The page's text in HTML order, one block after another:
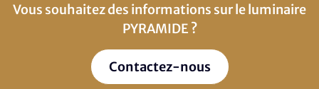
Vous souhaitez des informations sur le luminaire
PYRAMIDE ?
Contactez-nous